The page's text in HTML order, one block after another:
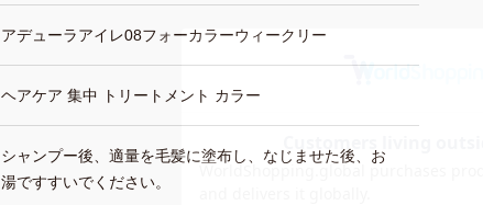
アデューラアイレ08フォーカラーウィークリー
ヘアケア 集中 トリートメント カラー
シャンプー後、適量を毛髪に塗布し、なじませた後、お
湯ですすいでください。